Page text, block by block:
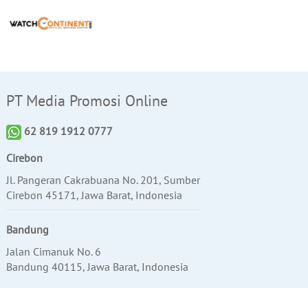
PT Media Promosi Online
62 819 1912 0777
Cirebon
Jl. Pangeran Cakrabuana No. 201, Sumber
Cirebon 45171, Jawa Barat, Indonesia
Bandung
Jalan Cimanuk No. 6
Bandung 40115, Jawa Barat, Indonesia